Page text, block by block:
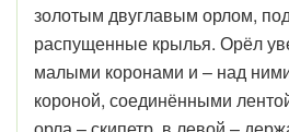
золотым двуглавым орлом,
распущенные крылья. Орёл
малыми коронами и – над
короной, соединёнными